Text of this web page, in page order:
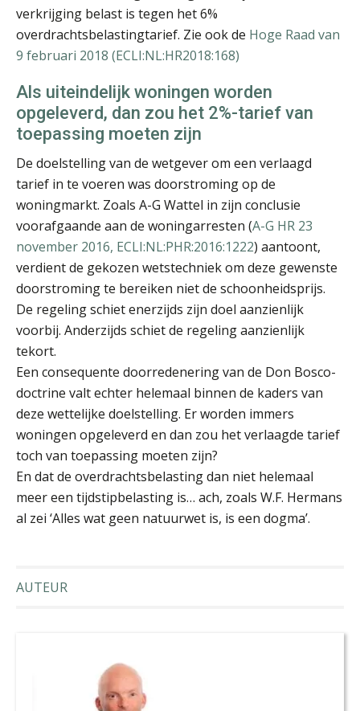
verkrijging belast is tegen het 6%
overdrachtsbelastingtarief. Zie ook de Hoge Raad van
9 februari 2018 (ECLI:NL:HR2018:168)
Als uiteindelijk woningen worden
opgeleverd, dan zou het 2%-tarief van
toepassing moeten zijn
De doelstelling van de wetgever om een verlaagd
tarief in te voeren was doorstroming op de
woningmarkt. Zoals A-G Wattel in zijn conclusie
voorafgaande aan de woningarresten (A-G HR 23
november 2016, ECLI:NL:PHR:2016:1222) aantoont,
verdient de gekozen wetstechniek om deze gewenste
doorstroming te bereiken niet de schoonheidsprijs.
De regeling schiet enerzijds zijn doel aanzienlijk
voorbij. Anderzijds schiet de regeling aanzienlijk
tekort.
Een consequente doorredenering van de Don Bosco-
doctrine valt echter helemaal binnen de kaders van
deze wettelijke doelstelling. Er worden immers
woningen opgeleverd en dan zou het verlaagde tarief
toch van toepassing moeten zijn?
En dat de overdrachtsbelasting dan niet helemaal
meer een tijdstipbelasting is… ach, zoals W.F. Hermans
al zei ‘Alles wat geen natuurwet is, is een dogma’.
AUTEUR
mr. Khadija Bozia
mr. André van der Velde
prof. mr. Jeroen Rheinfeld